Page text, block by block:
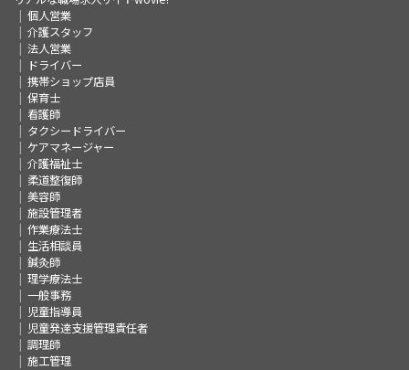
個人営業
介護スタッフ
法人営業
ドライバー
携帯ショップ店員
保育士
看護師
タクシードライバー
ケアマネージャー
介護福祉士
柔道整復師
美容師
施設管理者
作業療法士
生活相談員
鍼灸師
理学療法士
一般事務
児童指導員
児童発達支援管理責任者
調理師
施工管理